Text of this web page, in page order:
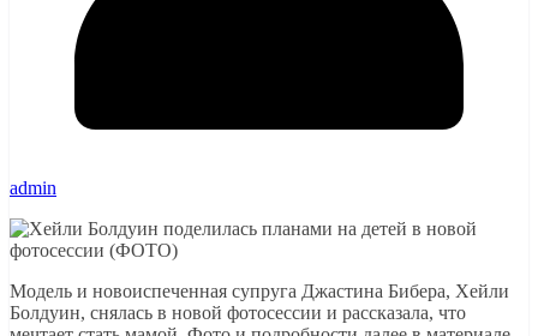
admin
Модель и новоиспеченная супруга Джастина Бибера, Хейли
Болдуин, снялась в новой фотосессии и рассказала, что